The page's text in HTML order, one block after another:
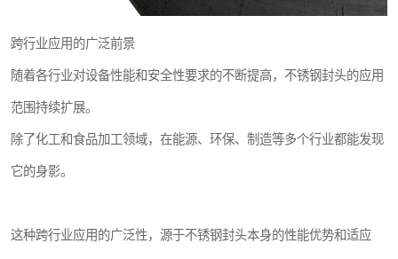
跨行业应用的广泛前景
随着各行业对设备性能和安全性要求的不断提高，不锈钢封头的应用
范围持续扩展。
除了化工和食品加工领域，在能源、环保、制造等多个行业都能发现
它的身影。
这种跨行业应用的广泛性，源于不锈钢封头本身的性能优势和适应